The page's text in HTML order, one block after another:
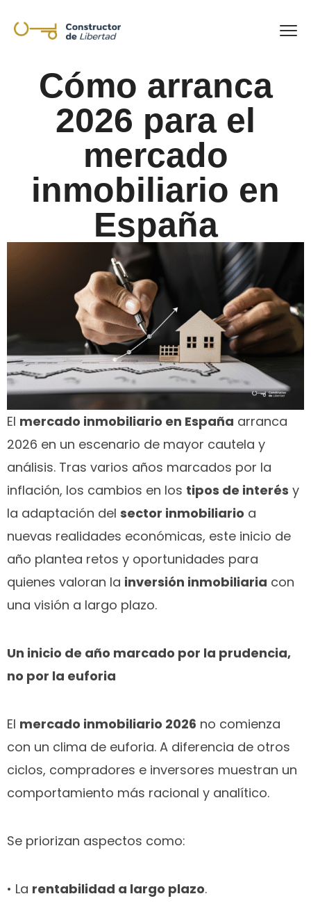
Cómo arranca
2026 para el
mercado
inmobiliario en
España
El mercado inmobiliario en España arranca
2026 en un escenario de mayor cautela y
análisis. Tras varios años marcados por la
inflación, los cambios en los tipos de interés y
la adaptación del sector inmobiliario a
nuevas realidades económicas, este inicio de
año plantea retos y oportunidades para
quienes valoran la inversión inmobiliaria con
una visión a largo plazo.
Un inicio de año marcado por la prudencia,
no por la euforia
El mercado inmobiliario 2026 no comienza
con un clima de euforia. A diferencia de otros
ciclos, compradores e inversores muestran un
comportamiento más racional y analítico.
Se priorizan aspectos como:
• La rentabilidad a largo plazo.